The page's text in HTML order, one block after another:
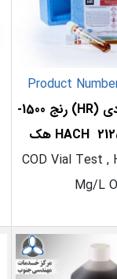
Product
ویال سی او دی (HR) رنج 1500-
COD Vial Test ,
Mg/L